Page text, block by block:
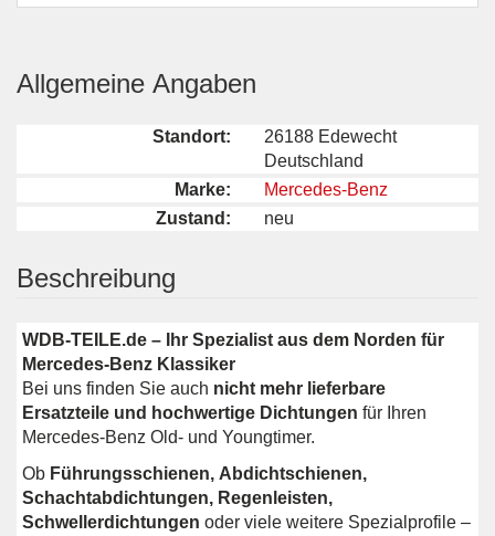
Allgemeine Angaben
Standort:
26188 Edewecht
Deutschland
Marke:
Mercedes-Benz
Zustand:
neu
Beschreibung
WDB-TEILE.de – Ihr Spezialist aus dem Norden für
Mercedes-Benz Klassiker
Bei uns finden Sie auch nicht mehr lieferbare
Ersatzteile und hochwertige Dichtungen für Ihren
Mercedes-Benz Old- und Youngtimer.
Ob Führungsschienen, Abdichtschienen,
Schachtabdichtungen, Regenleisten,
Schwellerdichtungen oder viele weitere Spezialprofile –